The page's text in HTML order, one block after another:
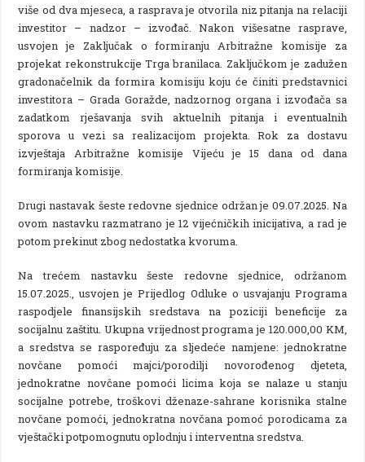
više od dva mjeseca, a rasprava je otvorila niz pitanja na relaciji
investitor – nadzor – izvođač. Nakon višesatne rasprave,
usvojen je Zaključak o formiranju Arbitražne komisije za
projekat rekonstrukcije Trga branilaca. Zaključkom je zadužen
gradonačelnik da formira komisiju koju će činiti predstavnici
investitora – Grada Goražde, nadzornog organa i izvođača sa
zadatkom rješavanja svih aktuelnih pitanja i eventualnih
sporova u vezi sa realizacijom projekta. Rok za dostavu
izvještaja Arbitražne komisije Vijeću je 15 dana od dana
formiranja komisije.
Drugi nastavak šeste redovne sjednice održan je 09.07.2025. Na
ovom nastavku razmatrano je 12 vijećničkih inicijativa, a rad je
potom prekinut zbog nedostatka kvoruma.
Na trećem nastavku šeste redovne sjednice, održanom
15.07.2025., usvojen je Prijedlog Odluke o usvajanju Programa
raspodjele finansijskih sredstava na poziciji beneficije za
socijalnu zaštitu. Ukupna vrijednost programa je 120.000,00 KM,
a sredstva se raspoređuju za sljedeće namjene: jednokratne
novčane pomoći majci/porodilji novorođenog djeteta,
jednokratne novčane pomoći licima koja se nalaze u stanju
socijalne potrebe, troškovi dženaze-sahrane korisnika stalne
novčane pomoći, jednokratna novčana pomoć porodicama za
vještački potpomognutu oplodnju i interventna sredstva.